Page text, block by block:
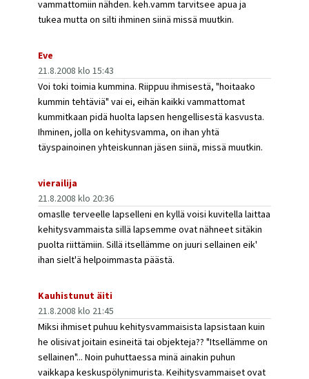
vammattomiin nähden. keh.vamm tarvitsee apua ja
tukea mutta on silti ihminen siinä missä muutkin.
Eve
21.8.2008 klo 15:43
Voi toki toimia kummina. Riippuu ihmisestä, "hoitaako
kummin tehtäviä" vai ei, eihän kaikki vammattomat
kummitkaan pidä huolta lapsen hengellisestä kasvusta.
Ihminen, jolla on kehitysvamma, on ihan yhtä
täyspainoinen yhteiskunnan jäsen siinä, missä muutkin.
vierailija
21.8.2008 klo 20:36
omaslle terveelle lapselleni en kyllä voisi kuvitella laittaa
kehitysvammaista sillä lapsemme ovat nähneet sitäkin
puolta riittämiin. Sillä itsellämme on juuri sellainen eik'
ihan sielt'ä helpoimmasta päästä.
Kauhistunut äiti
21.8.2008 klo 21:45
Miksi ihmiset puhuu kehitysvammaisista lapsistaan kuin
he olisivat joitain esineitä tai objekteja?? "Itsellämme on
sellainen"... Noin puhuttaessa minä ainakin puhun
vaikkapa keskuspölynimurista. Keihitysvammaiset ovat